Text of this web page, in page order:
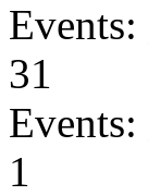
Events:
31
Events:
1